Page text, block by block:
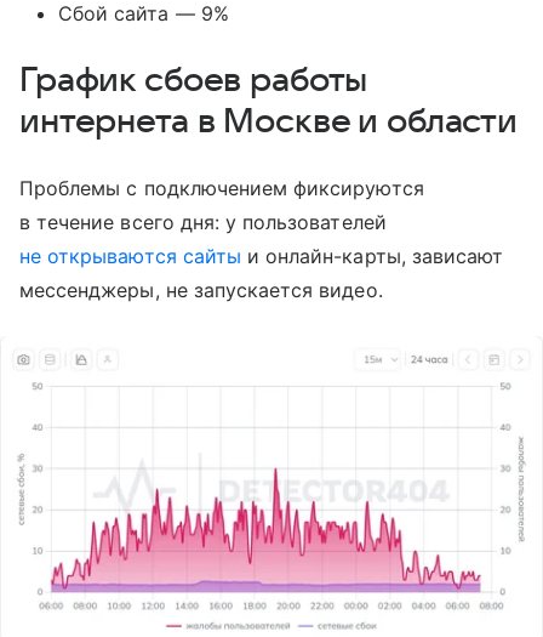
Сбой сайта — 9%
График сбоев работы
интернета в Москве и области
Проблемы с подключением фиксируются
в течение всего дня: у пользователей
не открываются сайты и онлайн-карты, зависают
мессенджеры, не запускается видео.